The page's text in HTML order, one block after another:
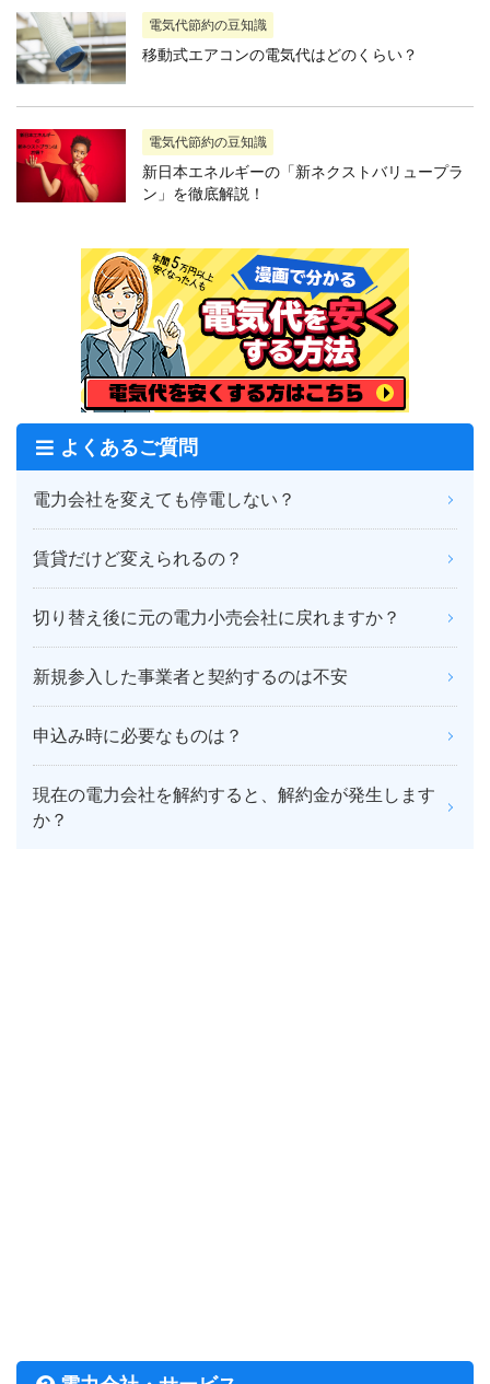
電気代節約の豆知識
移動式エアコンの電気代はどのくらい？
電気代節約の豆知識
新日本エネルギーの「新ネクストバリュープラ
ン」を徹底解説！
よくあるご質問
電力会社を変えても停電しない？
賃貸だけど変えられるの？
切り替え後に元の電力小売会社に戻れますか？
新規参入した事業者と契約するのは不安
申込み時に必要なものは？
現在の電力会社を解約すると、解約金が発生します
か？